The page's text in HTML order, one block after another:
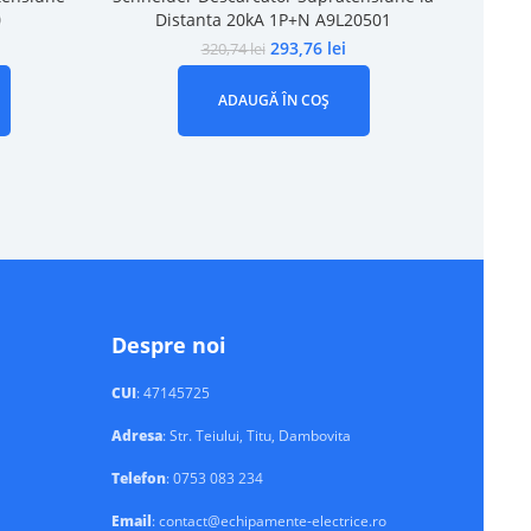
Distanta 20kA 1P+N A9L20501
320,74lei 293,76 lei
ADAUGĂ ÎN COȘ
Despre noi
CUI: 47145725
Adresa: Str. Teiului, Titu, Dambovita
Telefon: 0753 083 234
Email: contact@echipamente-electrice.ro